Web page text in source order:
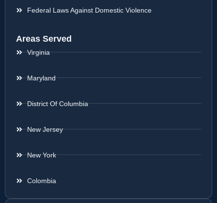
Federal Laws Against Domestic Violence
Areas Served
Virginia
Maryland
District Of Columbia
New Jersey
New York
Colombia